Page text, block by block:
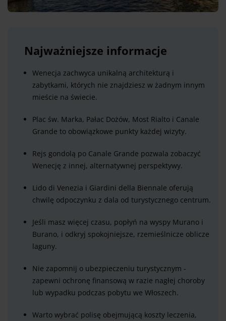
Najważniejsze informacje
Wenecja zachwyca unikalną architekturą i
zabytkami, których nie znajdziesz w żadnym innym
mieście na świecie.
Plac św. Marka, Pałac Dożów, Most Rialto i Canale
Grande to obowiązkowe punkty każdej wizyty.
Rejs gondolą po Canale Grande pozwala zobaczyć
Wenecję z innej, alternatywnej perspektywy.
Lido di Venezia i Giardini della Biennale oferują
chwilę odpoczynku z dala od turystycznego centrum.
Jeśli masz więcej czasu, popłyń na wyspy Murano i
Burano, i odkryj spokojniejsze, rzemieślnicze oblicze
laguny.
Nie zapomnij o ubezpieczeniu turystycznym -
zapewni ochronę finansową w razie nagłej choroby
lub wypadku podczas pobytu we Włoszech.
Warto wybrać polisę obejmującą koszty leczenia,